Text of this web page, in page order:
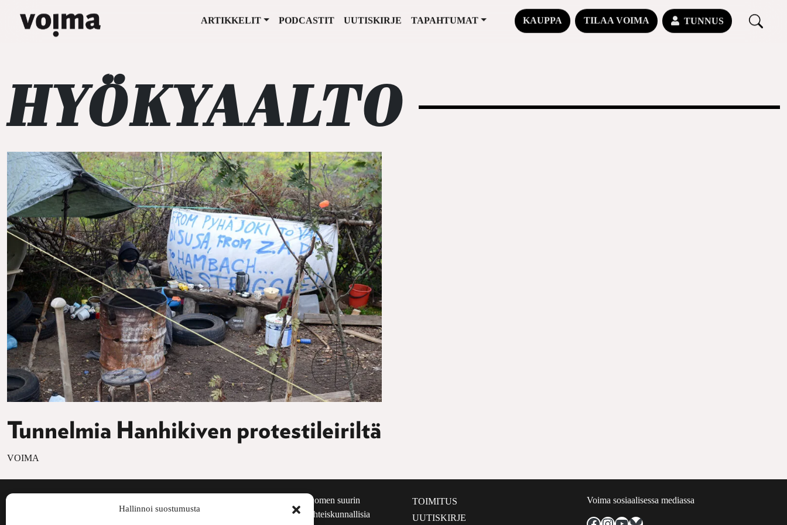
Hallinnoi suostumusta
Päävalikko
ARTIKKELIT PODCASTIT UUTISKIRJE TAPAHTUMAT KAUPPA TILAA VOIMA TUNNUS
HYÖKYAALTO
Tunnelmia Hanhikiven protestileiriltä
VOIMA
Voima on painosmäärältään Suomen suurin
kulttuurilehti. Se nostaa esiin yhteiskunnallisia
TOIMITUS
UUTISKIRJE
Voima sosiaalisessa mediassa